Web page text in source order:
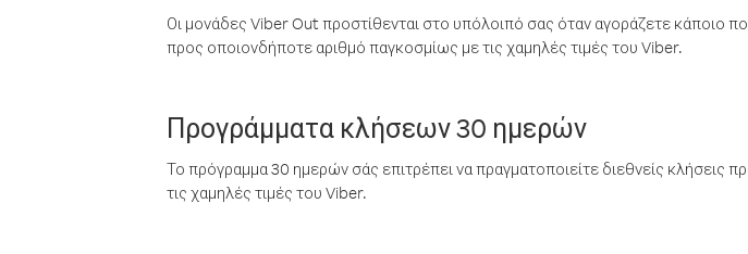
Οι μονάδες Viber Out προστίθενται στο υπόλοιπό σας όταν αγοράζετε κάποιο
προς οποιονδήποτε αριθμό παγκοσμίως με τις χαμηλές τιμές του Viber.
Προγράμματα κλήσεων 30 ημερών
Το πρόγραμμα 30 ημερών σάς επιτρέπει να πραγματοποιείτε διεθνείς κλήσεις
τις χαμηλές τιμές του Viber.